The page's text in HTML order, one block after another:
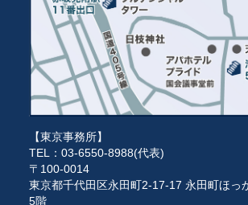
【東京事務所】
TEL：03-6550-8988(代表)
〒100-0014
東京都千代田区永田町2-17-17 永田町ほっ
5階